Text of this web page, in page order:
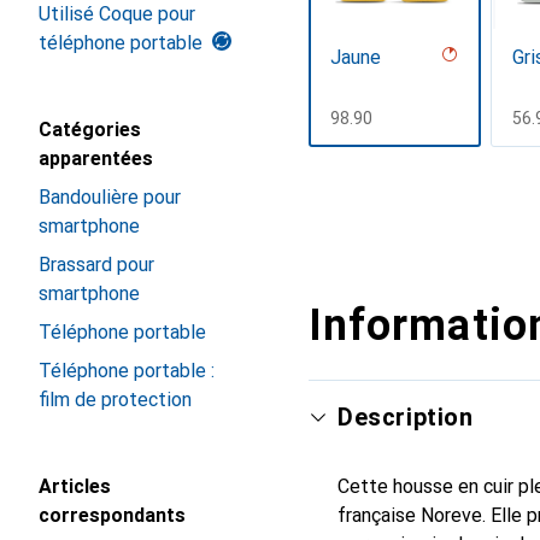
Utilisé Coque pour
téléphone portable
Catégories
apparentées
Bandoulière pour
smartphone
Brassard pour
smartphone
Téléphone portable
Téléphone portable :
film de protection
Articles
correspondants
Jaune
CHF
98.90
Description
Cette housse en cuir
française Noreve. Elle